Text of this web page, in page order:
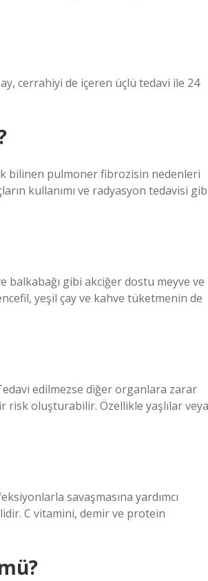
cerrahiyi de içeren üçlü tedavi ile 24
bilinen pulmoner fibrozisin nedenleri
kullanımı ve radyasyon tedavisi
balkabağı gibi akciğer dostu meyve ve
yeşil çay ve kahve tüketmenin de
edilmezse diğer organlara zarar
risk oluşturabilir. Özellikle yaşlılar veya
savaşmasına yardımcı
C vitamini, demir ve protein